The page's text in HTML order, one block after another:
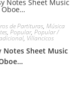
de Partituras, Música
, Popular, Popular /
, Villancicos
Notes Sheet Music